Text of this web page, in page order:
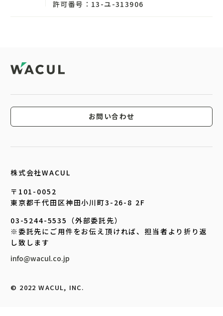
許可番号：13-ユ-313906
お問い合わせ
株式会社WACUL
〒101-0052
東京都千代田区神田小川町3-26-8 2F
03-5244-5535（外部委託先）
※委託先にご用件をお伝え頂ければ、担当者より折り返
し致します
info@wacul.co.jp
©︎ 2022 WACUL, INC.